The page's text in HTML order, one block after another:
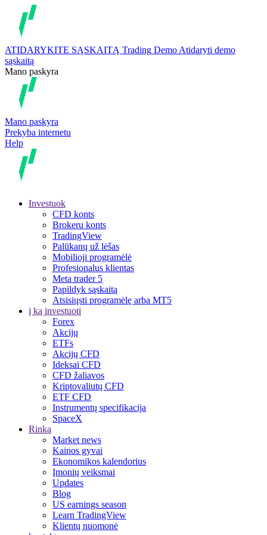
ATIDARYKITE SĄSKAITĄ Trading Demo Atidaryti demo
sąskaitą
Mano paskyra
Mano paskyra
Prekyba internetu
Help
Investuok
CFD konts
Brokeru konts
TradingView
Palūkanų už lėšas
Mobilioji programėlė
Profesionalus klientas
Meta trader 5
Papildyk sąskaitą
Atsisiųsti programėlę arba MT5
į ką investuoti
Forex
Akcijų
ETFs
Akcijų CFD
Ideksai CFD
CFD žaliavos
Kriptovaliutų CFD
ETF CFD
Instrumentų specifikacija
SpaceX
Rinka
Market news
Kainos gyvai
Ekonomikos kalendorius
Įmonių veiksmai
Updates
Blog
US earnings season
Learn TradingView
Klientų nuomonė